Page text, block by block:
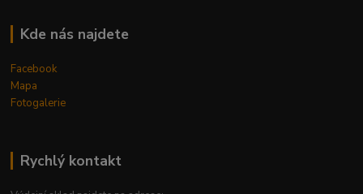
Kde nás najdete
Facebook
Mapa
Fotogalerie
Rychlý kontakt